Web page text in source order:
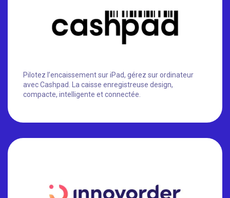
Pilotez l’encaissement sur iPad, gérez sur ordinateur
avec Cashpad. La caisse enregistreuse design,
compacte, intelligente et connectée.